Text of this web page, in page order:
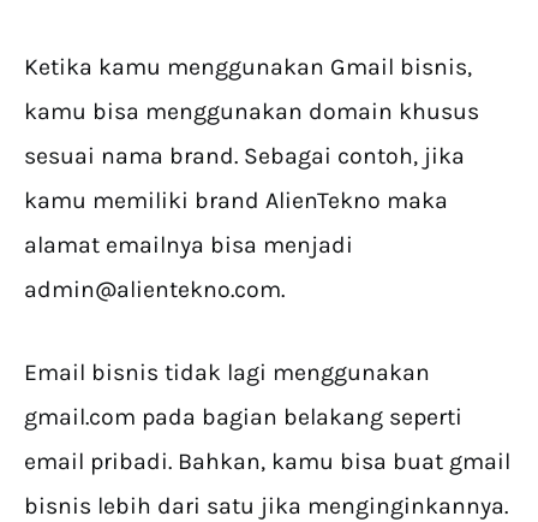
Ketika kamu menggunakan Gmail bisnis,
kamu bisa menggunakan domain khusus
sesuai nama brand. Sebagai contoh, jika
kamu memiliki brand AlienTekno maka
alamat emailnya bisa menjadi
admin@alientekno.com.
Email bisnis tidak lagi menggunakan
gmail.com pada bagian belakang seperti
email pribadi. Bahkan, kamu bisa buat gmail
bisnis lebih dari satu jika menginginkannya. ​